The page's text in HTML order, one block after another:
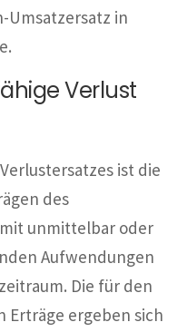
Umsatzersatz in
Verlust
ist die
des
unmittelbar oder
Aufwendungen
Die für den
Erträge ergeben sich